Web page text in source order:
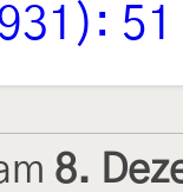
51
8.